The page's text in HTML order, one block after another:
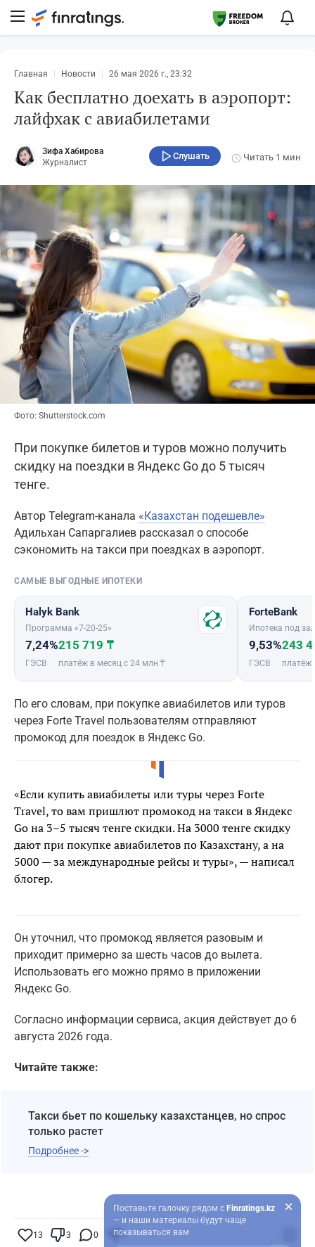
Главная Новости 26 мая 2026 г., 23:32
Как бесплатно доехать в аэропорт:
лайфхак с авиабилетами
Зифа Хабирова
Журналист
Слушать Читать 1 мин
Фото: Shutterstock.com
При покупке билетов и туров можно получить
скидку на поездки в Яндекс Go до 5 тысяч
тенге.
Автор Telegram-канала «Казахстан подешевле»
Адильхан Сапаргалиев рассказал о способе
сэкономить на такси при поездках в аэропорт.
САМЫЕ ВЫГОДНЫЕ ИПОТЕКИ
Halyk Bank
Программа «7-20-25»
7,24%
ГЭСВ
215 719 ₸
платёж в месяц с 24 млн ₸
ForteBank
Ипотека под
9,53%
ГЭСВ
243
платёж
По его словам, при покупке авиабилетов или туров
через Forte Travel пользователям отправляют
промокод для поездок в Яндекс Go.
«Если купить авиабилеты или туры через Forte
Travel, то вам пришлют промокод на такси в Яндекс
Go на 3–5 тысяч тенге скидки. На 3000 тенге скидку
дают при покупке авиабилетов по Казахстану, а на
5000 — за международные рейсы и туры», — написал
блогер.
Он уточнил, что промокод является разовым и
приходит примерно за шесть часов до вылета.
Использовать его можно прямо в приложении
Яндекс Go.
Согласно информации сервиса, акция действует до 6
августа 2026 года.
Читайте также:
Такси бьет по кошельку казахстанцев, но спрос
только растет
Подробнее ->
13 3 0 9
Поставьте галочку рядом с Finratings.kz
— и наши материалы будут чаще
показываться вам